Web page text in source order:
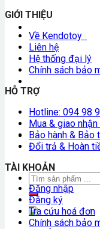
Đồ chơi gỗ
GIỚI THIỆU
Về Kendotoy
Liên hệ
Hệ thống đại lý
Chính sách bảo
HỖ TRỢ
Hotline: 094 98
Mua & giao
Bảo hành & Bảo
Đổi trả & Hoàn
TÀI KHOẢN
Đăng nhập
Đăng ký
Tra cứu hoá đơn
Chính sách bảo